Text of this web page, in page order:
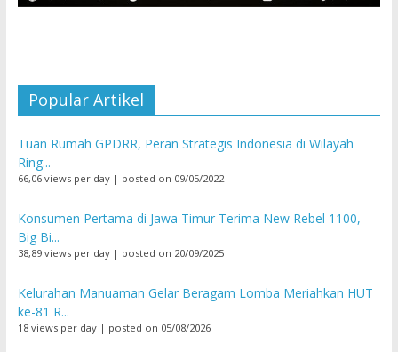
Popular Artikel
Tuan Rumah GPDRR, Peran Strategis Indonesia di Wilayah
Ring...
66,06 views per day| posted on 09/05/2022
Konsumen Pertama di Jawa Timur Terima New Rebel 1100,
Big Bi...
38,89 views per day| posted on 20/09/2025
Kelurahan Manuaman Gelar Beragam Lomba Meriahkan HUT
ke-81 R...
18 views per day| posted on 05/08/2026